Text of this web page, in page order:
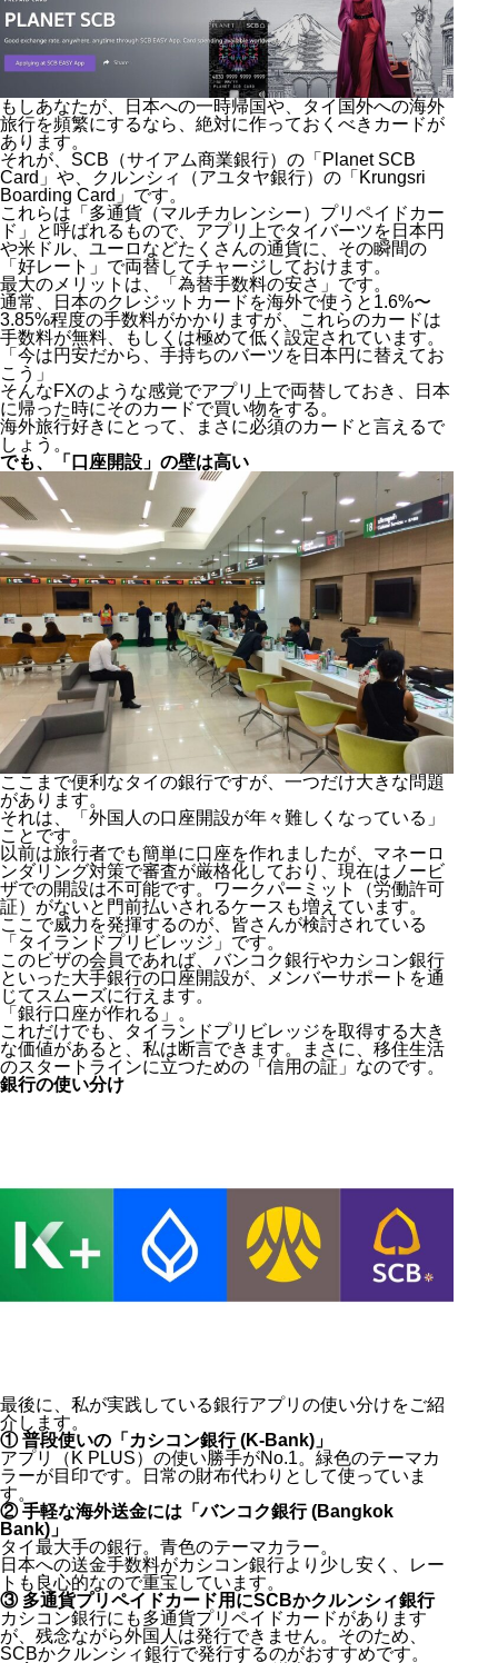
もしあなたが、日本への一時帰国や、タイ国外への海外
旅行を頻繁にするなら、絶対に作っておくべきカードが
あります。
それが、SCB（サイアム商業銀行）の「Planet SCB
Card」や、クルンシィ（アユタヤ銀行）の「Krungsri
Boarding Card」です。
これらは「多通貨（マルチカレンシー）プリペイドカー
ド」と呼ばれるもので、アプリ上でタイバーツを日本円
や米ドル、ユーロなどたくさんの通貨に、その瞬間の
「好レート」で両替してチャージしておけます。
最大のメリットは、「為替手数料の安さ」です。
通常、日本のクレジットカードを海外で使うと1.6%〜
3.85%程度の手数料がかかりますが、これらのカードは
手数料が無料、もしくは極めて低く設定されています。
「今は円安だから、手持ちのバーツを日本円に替えてお
こう」
そんなFXのような感覚でアプリ上で両替しておき、日本
に帰った時にそのカードで買い物をする。
海外旅行好きにとって、まさに必須のカードと言えるで
しょう。
でも、「口座開設」の壁は高い
ここまで便利なタイの銀行ですが、一つだけ大きな問題
があります。
それは、「外国人の口座開設が年々難しくなっている」
ことです。
以前は旅行者でも簡単に口座を作れましたが、マネーロ
ンダリング対策で審査が厳格化しており、現在はノービ
ザでの開設は不可能です。ワークパーミット（労働許可
証）がないと門前払いされるケースも増えています。
ここで威力を発揮するのが、皆さんが検討されている
「タイランドプリビレッジ」です。
このビザの会員であれば、バンコク銀行やカシコン銀行
といった大手銀行の口座開設が、メンバーサポートを通
じてスムーズに行えます。
「銀行口座が作れる」。
これだけでも、タイランドプリビレッジを取得する大き
な価値があると、私は断言できます。まさに、移住生活
のスタートラインに立つための「信用の証」なのです。
銀行の使い分け
最後に、私が実践している銀行アプリの使い分けをご紹
介します。
① 普段使いの「カシコン銀行 (K-Bank)」
アプリ（K PLUS）の使い勝手がNo.1。緑色のテーマカ
ラーが目印です。日常の財布代わりとして使っていま
す。
② 手軽な海外送金には「バンコク銀行 (Bangkok
Bank)」
タイ最大手の銀行。青色のテーマカラー。
日本への送金手数料がカシコン銀行より少し安く、レー
トも良心的なので重宝しています。
③ 多通貨プリペイドカード用にSCBかクルンシィ銀行
カシコン銀行にも多通貨プリペイドカードがあります
が、残念ながら外国人は発行できません。そのため、
SCBかクルンシィ銀行で発行するのがおすすめです。